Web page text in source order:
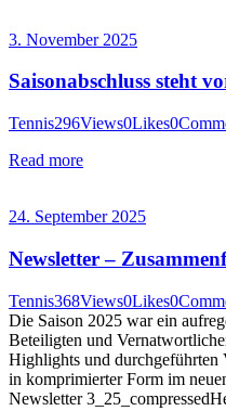
3. November 2025
Saisonabschluss steht
Tennis296Views0Likes0
Read more
24. September 2025
Newsletter –
Tennis368Views0Likes0
Die Saison 2025 war ein
Beteiligten und
Highlights und durchgeführten
in komprimierter Form im
Newsletter